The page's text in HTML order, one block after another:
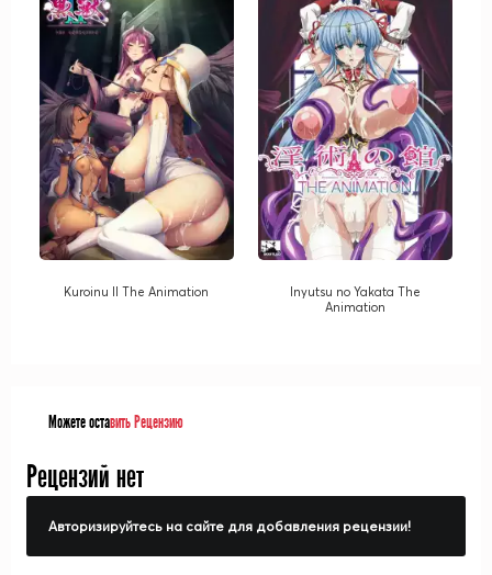
Kuroinu II The Animation
Inyutsu no Yakata The
Animation
Можете оставить Рецензию
Рецензий нет
Авторизируйтесь на сайте для добавления рецензии!